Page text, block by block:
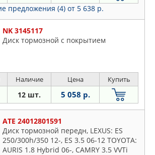
предложения (4) от 5 638 р.
NK 3145117
Диск тормозной с покрытием
Наличие Цена Купить
12 шт. 5 058 р.
ATE 24012801591
Диск тормозной передн, LEXUS: ES
250/300h/350 12-, ES 3.5 06-12 TOYOTA:
AURIS 1.8 Hybrid 06-, CAMRY 3.5 VVTi